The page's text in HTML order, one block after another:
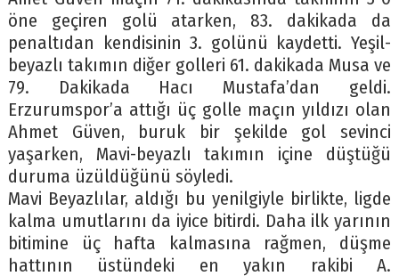
öne geçiren golü atarken, 83. dakikada da
penaltıdan kendisinin 3. golünü kaydetti. Yeşil-
beyazlı takımın diğer golleri 61. dakikada Musa ve
79. Dakikada Hacı Mustafa’dan geldi.
Erzurumspor’a attığı üç golle maçın yıldızı olan
Ahmet Güven, buruk bir şekilde gol sevinci
yaşarken, Mavi-beyazlı takımın içine düştüğü
duruma üzüldüğünü söyledi.
Mavi Beyazlılar, aldığı bu yenilgiyle birlikte, ligde
kalma umutlarını da iyice bitirdi. Daha ilk yarının
bitimine üç hafta kalmasına rağmen, düşme
hattının üstündeki en yakın rakibi A.